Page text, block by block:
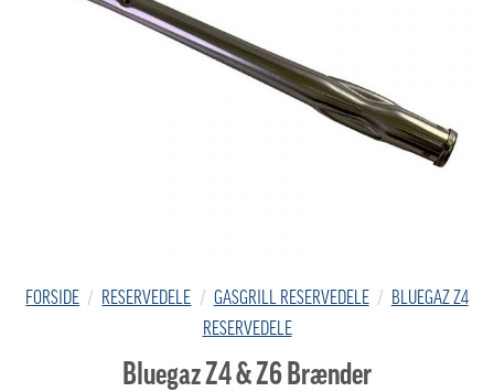
FORSIDE / RESERVEDELE / GASGRILL RESERVEDELE / BLUEGAZ Z4
RESERVEDELE
Bluegaz Z4 & Z6 Brænder